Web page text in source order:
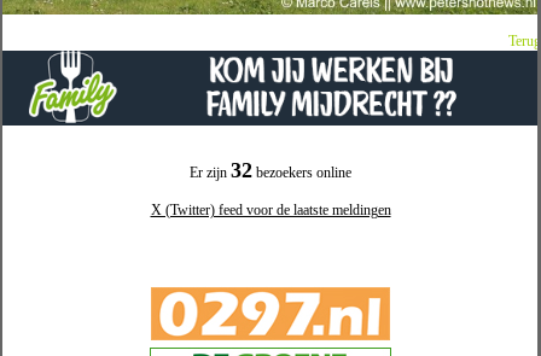
Er zijn 32 bezoekers online
X (Twitter) feed voor de laatste meldingen
Terug